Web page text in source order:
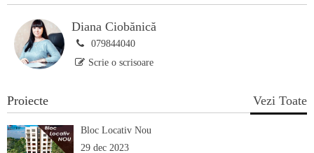
Diana Ciobănică
079844040
Scrie o scrisoare
Proiecte Vezi Toate
Bloc Locativ Nou
29 dec 2023